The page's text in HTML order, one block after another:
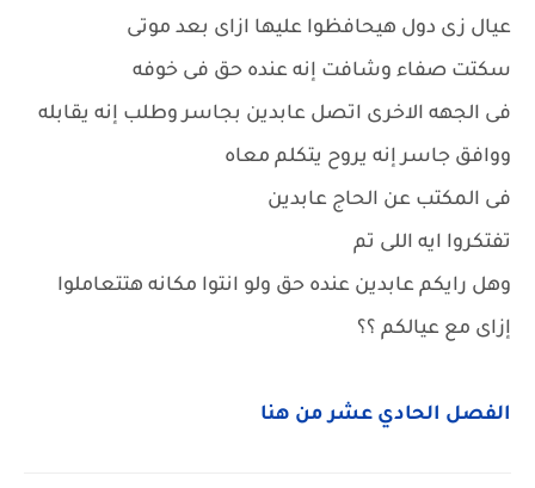
عيال زى دول هيحافظوا عليها ازاى بعد موتى
سكتت صفاء وشافت إنه عنده حق فى خوفه
فى الجهه الاخرى اتصل عابدين بجاسر وطلب إنه يقابله
ووافق جاسر إنه يروح يتكلم معاه
فى المكتب عن الحاج عابدين
تفتكروا ايه اللى تم
وهل رايكم عابدين عنده حق ولو انتوا مكانه هتتعاملوا
إزاى مع عيالكم ؟؟
الفصل الحادي عشر من هنا